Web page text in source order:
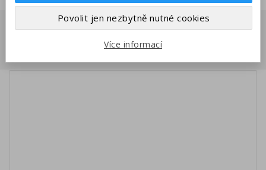
Příslušenství Nezalistovné zboží - 1 Kč
Povolit jen nezbytně nutné cookies
Více informací